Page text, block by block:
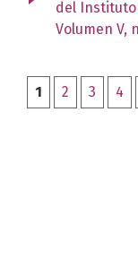
del Instituto
Volumen V,
1 2 3 4